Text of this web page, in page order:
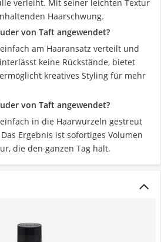
verleiht. Mit seiner leichten Textur
Haarschwung.
von Taft angewendet?
am Haaransatz verteilt und
keine Rückstände, bietet
kreatives Styling für mehr
von Taft angewendet?
in die Haarwurzeln gestreut
Ergebnis ist sofortiges Volumen
die den ganzen Tag hält.